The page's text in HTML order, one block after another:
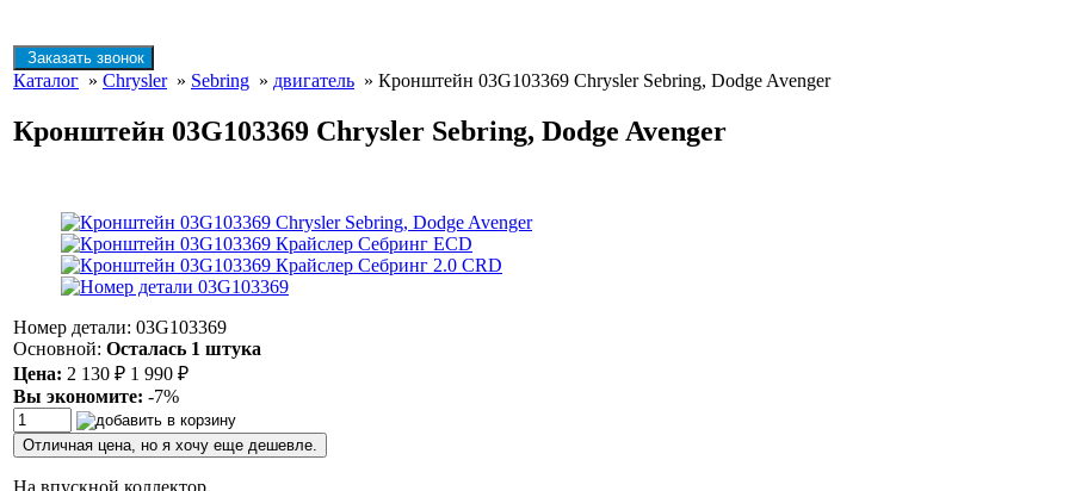
Заказать звонок
Каталог » Chrysler» Sebring » двигатель » Кронштейн 03G103369 Chrysler Sebring, Dodge Avenger
Кронштейн 03G103369 Chrysler Sebring, Dodge Avenger
Номер детали: 03G103369
Основной: Осталась 1 штука
Цена: 2 130 ₽ 1 990 ₽
Вы экономите: -7%
Отличная цена, но я хочу еще дешевле.
На впускной коллектор.